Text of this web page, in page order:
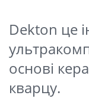
Dekton це
основі
кварцу.